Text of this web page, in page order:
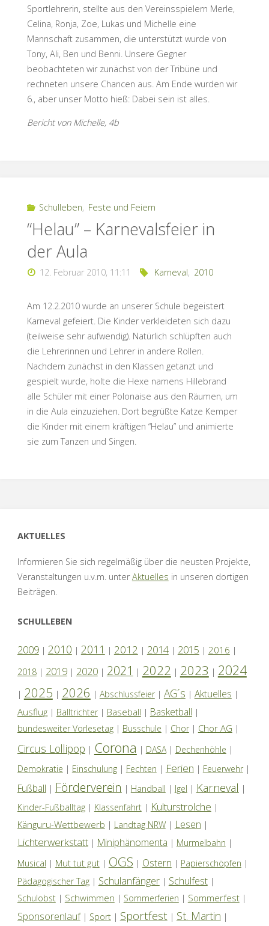
Sportlehrerin, stellte aus den Vereinsspielern Merle,
Celina, Ronja, Zoe, Lukas und Michelle eine
Mannschaft zusammen, die unterstützt wurde von
Tony, Ali, Ben und Benni. Unsere Gegner
beobachteten wir zunächst von der Tribüne und
rechneten unsere Chancen aus. Am Ende wurden wir
6., aber unser Motto hieß: Dabei sein ist alles.
Bericht von Michelle, 4b
Schulleben, Feste und Feiern
“Helau” – Karnevalsfeier in
der Aula
12. Februar 2010, 11:11 Karneval, 2010
Am 12.2.2010 wurde an unserer Schule begeistert
Karneval gefeiert. Die Kinder verkleideten sich dazu
(teilweise sehr aufwendig). Natürlich schlüpften auch
die Lehrerinnen und Lehrer in andere Rollen.
Nachdem zunächst in den Klassen getanzt und
gespielt wurde, holte die Hexe namens Hillebrand
alle Schüler mit einer Polonaise aus den Räumen, um
in die Aula einzuziehen. Dort begrüßte Katze Kemper
die Kinder mit einem kräftigen “Helau” und animierte
sie zum Tanzen und Singen.
AKTUELLES
Informieren Sie sich regelmäßig über die neusten Projekte,
Veranstaltungen u.v.m. unterAktuelles in unseren dortigen
Beiträgen.
SCHULLEBEN
2009| 2010 | 2011 | 2012 | 2014| 2015 | 2016 |
2018| 2019| 2020| 2021 | 2022 | 2023 | 2024
| 2025 | 2026 | Abschlussfeier| AG´s | Aktuelles |
Ausflug| Balltrichter| Baseball | Basketball |
bundesweiter Vorlesetag| Busschule | Chor| Chor AG |
Circus Lollipop | Corona | DASA| Dechenhöhle |
Demokratie | Einschulung| Fechten | Ferien | Feuerwehr|
Fußball | Förderverein | Handball | Igel | Karneval |
Kinder-Fußballtag| Klassenfahrt| Kulturstrolche |
Känguru-Wettbewerb | Landtag NRW| Lesen |
Lichterwerkstatt| Miniphänomenta | Murmelbahn |
Musical | Mut tut gut| OGS | Ostern | Papierschöpfen |
Pädagogischer Tag| Schulanfänger| Schulfest|
Schulobst| Schwimmen | Sommerferien | Sommerfest|
Sponsorenlauf| Sport| Sportfest | St. Martin |